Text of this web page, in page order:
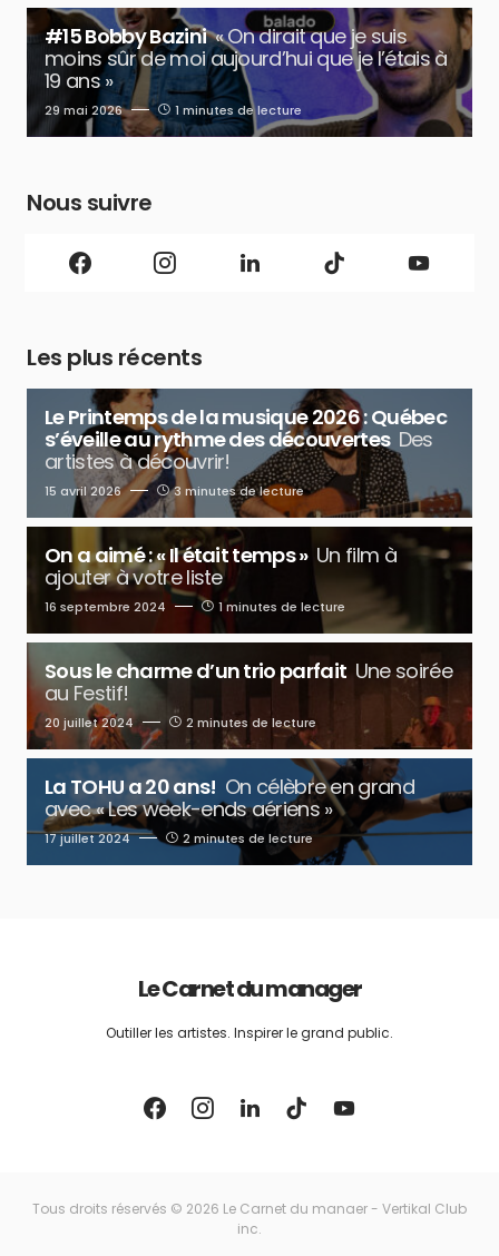
#15 Bobby Bazini « On dirait que je suis
moins sûr de moi aujourd’hui que je l’étais à
19 ans »
29 mai 2026 1 minutes de lecture
Nous suivre
Les plus récents
Le Printemps de la musique 2026 : Québec
s’éveille au rythme des découvertes Des
artistes à découvrir!
15 avril 2026 3 minutes de lecture
On a aimé : « Il était temps » Un film à
ajouter à votre liste
16 septembre 2024 1 minutes de lecture
Sous le charme d’un trio parfait Une soirée
au Festif!
20 juillet 2024 2 minutes de lecture
La TOHU a 20 ans! On célèbre en grand
avec « Les week-ends aériens »
17 juillet 2024 2 minutes de lecture
Le Carnet du manager
Outiller les artistes. Inspirer le grand public.
Tous droits réservés © 2026 Le Carnet du manaer - Vertikal Club
inc.